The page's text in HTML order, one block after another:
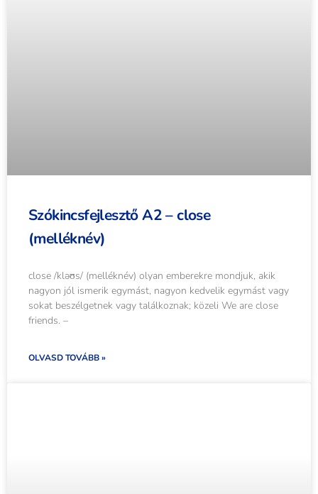
Szókincsfejlesztő A2 – close
(melléknév)
close /kləʊs/ (melléknév) olyan emberekre mondjuk, akik
nagyon jól ismerik egymást, nagyon kedvelik egymást vagy
sokat beszélgetnek vagy találkoznak; közeli We are close
friends. –
OLVASD TOVÁBB »